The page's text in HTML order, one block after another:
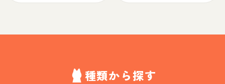
種類から探す